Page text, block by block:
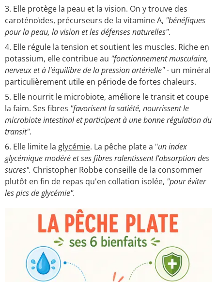
Elle protège la peau et la vision. On y trouve des
caroténoïdes, précurseurs de la vitamine A, "bénéfiques
pour la peau, la vision et les défenses naturelles".
Elle régule la tension et soutient les muscles. Riche en
potassium, elle contribue au "fonctionnement musculaire,
nerveux et à l'équilibre de la pression artérielle"- un minéral
particulièrement utile en période de fortes chaleurs.
Elle nourrit le microbiote, améliore le transit et coupe
la faim. Ses fibres "favorisent la satiété, nourrissent le
microbiote intestinal et participent à une bonne régulation du
transit".
Elle limite la glycémie. La pêche plate a "un index
glycémique modéré et ses fibres ralentissent l'absorption des
sucres". Christopher Robbe conseille de la consommer
plutôt en fin de repas qu'en collation isolée, "pour éviter
les pics de glycémie".